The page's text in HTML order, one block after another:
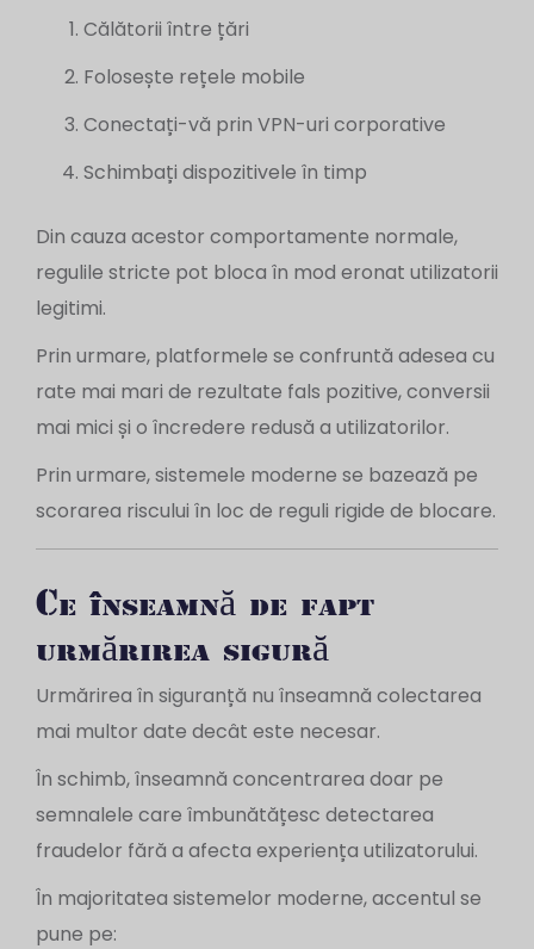
Călătorii între țări
Folosește rețele mobile
Conectați-vă prin VPN-uri corporative
Schimbați dispozitivele în timp
Din cauza acestor comportamente normale,
regulile stricte pot bloca în mod eronat utilizatorii
legitimi.
Prin urmare, platformele se confruntă adesea cu
rate mai mari de rezultate fals pozitive, conversii
mai mici și o încredere redusă a utilizatorilor.
Prin urmare, sistemele moderne se bazează pe
scorarea riscului în loc de reguli rigide de blocare.
Ce înseamnă de fapt
urmărirea sigură
Urmărirea în siguranță nu înseamnă colectarea
mai multor date decât este necesar.
În schimb, înseamnă concentrarea doar pe
semnalele care îmbunătățesc detectarea
fraudelor fără a afecta experiența utilizatorului.
În majoritatea sistemelor moderne, accentul se
pune pe: